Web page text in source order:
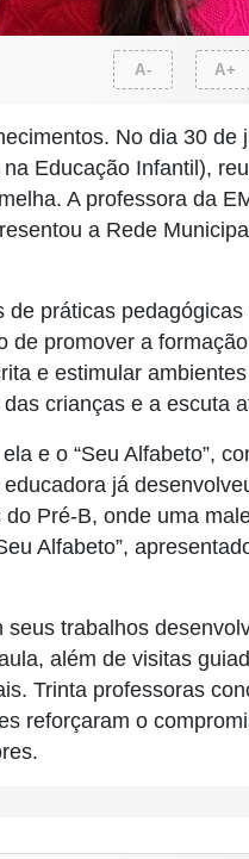
A- A+
No dia 30 de
Educação Infantil),
A professora da
a Rede
práticas
de promover a
e estimular
crianças e a escuta
e o “Seu Alfabeto”,
já
Pré-B, onde uma
Alfabeto”,
trabalhos
além de visitas
Trinta professoras
reforçaram o